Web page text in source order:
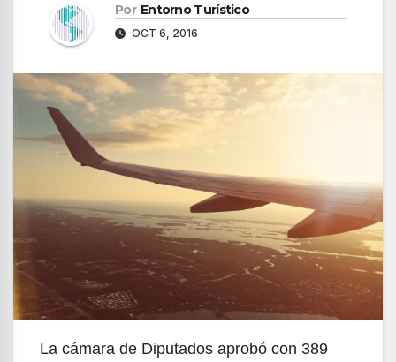
Por Entorno Turístico
OCT 6, 2016
La cámara de Diputados aprobó con 389